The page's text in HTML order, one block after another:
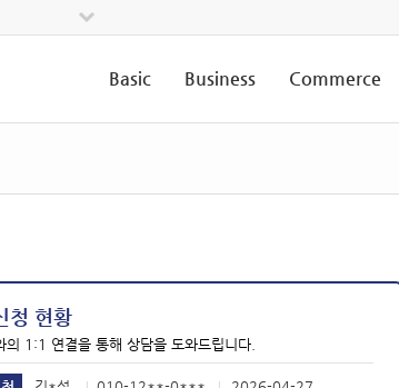
Basic Business Commerce
청 현황
의 1:1 연결을 통해 상담을 도와드립니다.
김*석 010-12**-0***
2026-04-27